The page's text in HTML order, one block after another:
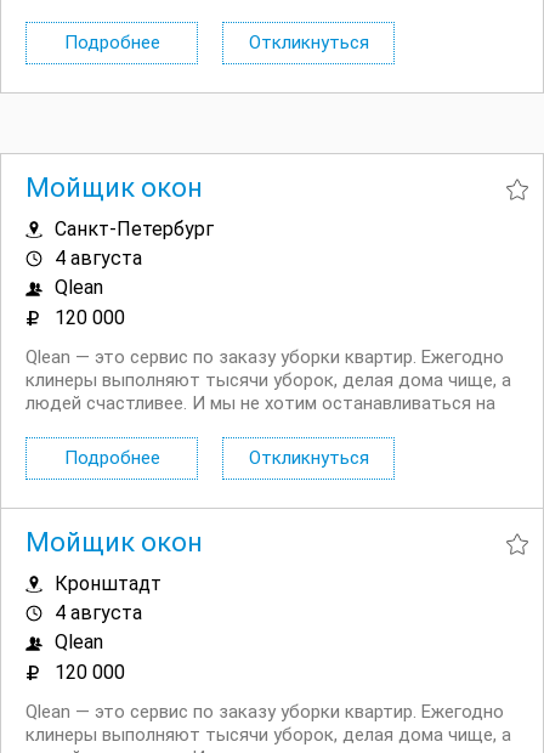
Условия: Работа в центре города, на Невском проспекте
в большом потоке туристов и жителей Санкт...
Подробнее Откликнуться
Мойщик окон
Санкт-Петербург
4 августа
Qlean
120 000
Qlean — это сервис по заказу уборки квартир. Ежегодно
клинеры выполняют тысячи уборок, делая дома чище, а
людей счастливее. И мы не хотим останавливаться на
нуждаемся именно в вас. Что мы ждем от вас: —
качественное мытье окон с обеих сторон; —...
Подробнее Откликнуться
Мойщик окон
Кронштадт
4 августа
Qlean
120 000
Qlean — это сервис по заказу уборки квартир. Ежегодно
клинеры выполняют тысячи уборок, делая дома чище, а